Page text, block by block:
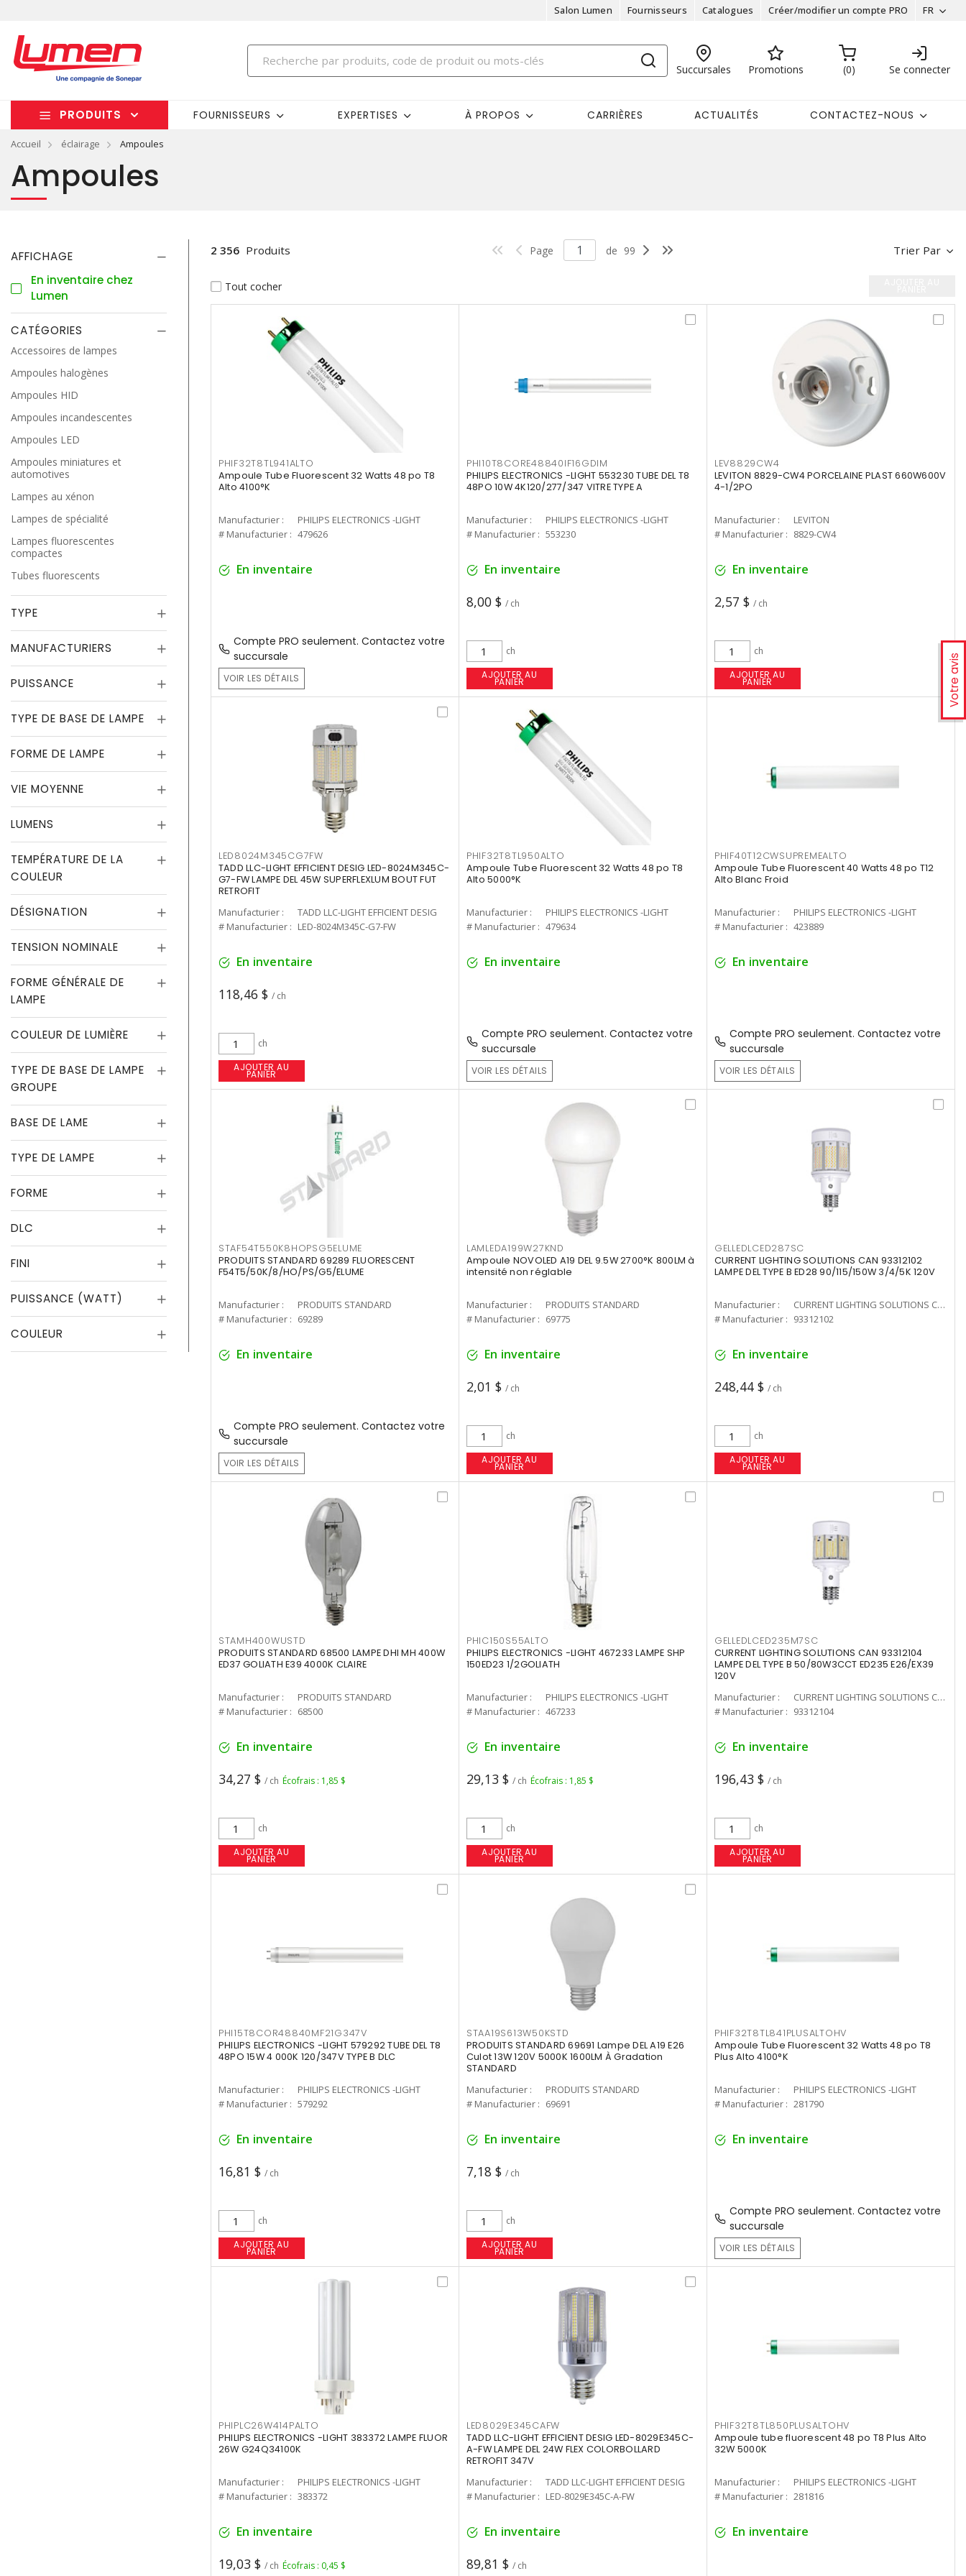
Salon Lumen Fournisseurs Catalogues Créer/modifier un compte PRO FR
Succursales Promotions 0 Se connecter
PRODUITS FOURNISSEURS EXPERTISES À PROPOS CARRIÈRES ACTUALITÉS CONTACTEZ-NOUS
Accueil éclairage Ampoules
Votre avis
Ampoules
AFFICHAGE
En inventaire chez
Lumen
CATÉGORIES
Accessoires de lampes
Ampoules halogènes
Ampoules HID
Ampoules incandescentes
Ampoules LED
Ampoules miniatures et
automotives
Lampes au xénon
Lampes de spécialité
Lampes fluorescentes
compactes
Tubes fluorescents
TYPE
MANUFACTURIERS
PUISSANCE
TYPE DE BASE DE LAMPE
FORME DE LAMPE
VIE MOYENNE
LUMENS
TEMPÉRATURE DE LA
COULEUR
DÉSIGNATION
TENSION NOMINALE
FORME GÉNÉRALE DE
LAMPE
COULEUR DE LUMIÈRE
TYPE DE BASE DE LAMPE
GROUPE
BASE DE LAME
TYPE DE LAMPE
FORME
DLC
FINI
PUISSANCE (WATT)
COULEUR
Trier Par
2 356 Produits Page de 99
Tout cocher
PHIF32T8TL941ALTO
Ampoule Tube Fluorescent 32 Watts 48 po T8
Alto 4100°K
Manufacturier :
PHILIPS ELECTRONICS -LIGHT
# Manufacturier : 479626
En inventaire
Compte PRO seulement. Contactez votre
succursale
VOIR LES DÉTAILS
PHI10T8CORE48840IF16GDIM
PHILIPS ELECTRONICS -LIGHT 553230 TUBE DEL T8
48PO 10W 4K120/277/347 VITRE TYPE A
Manufacturier :
PHILIPS ELECTRONICS -LIGHT
# Manufacturier : 553230
En inventaire
8,00 $ / ch
ch
AJOUTER AU
PANIER
LEV8829CW4
LEVITON 8829-CW4 PORCELAINE PLAST 660W600V
4-1/2PO
Manufacturier :
LEVITON
# Manufacturier : 8829-CW4
En inventaire
2,57 $ / ch
ch
AJOUTER AU
PANIER
LED8024M345CG7FW
TADD LLC-LIGHT EFFICIENT DESIG LED-8024M345C-
G7-FW LAMPE DEL 45W SUPERFLEXLUM BOUT FUT
RETROFIT
Manufacturier :
TADD LLC-LIGHT EFFICIENT DESIG
# Manufacturier : LED-8024M345C-G7-FW
En inventaire
118,46 $ / ch
ch
AJOUTER AU
PANIER
PHIF32T8TL950ALTO
Ampoule Tube Fluorescent 32 Watts 48 po T8
Alto 5000°K
Manufacturier :
PHILIPS ELECTRONICS -LIGHT
# Manufacturier : 479634
En inventaire
Compte PRO seulement. Contactez votre
succursale
VOIR LES DÉTAILS
PHIF40T12CWSUPREMEALTO
Ampoule Tube Fluorescent 40 Watts 48 po T12
Alto Blanc Froid
Manufacturier :
PHILIPS ELECTRONICS -LIGHT
# Manufacturier : 423889
En inventaire
Compte PRO seulement. Contactez votre
succursale
VOIR LES DÉTAILS
STAF54T550K8HOPSG5ELUME
PRODUITS STANDARD 69289 FLUORESCENT
F54T5/50K/8/HO/PS/G5/ELUME
Manufacturier :
PRODUITS STANDARD
# Manufacturier : 69289
En inventaire
Compte PRO seulement. Contactez votre
succursale
VOIR LES DÉTAILS
LAMLEDA199W27KND
Ampoule NOVOLED A19 DEL 9.5W 2700°K 800LM à
intensité non réglable
Manufacturier :
PRODUITS STANDARD
# Manufacturier : 69775
En inventaire
2,01 $ / ch
ch
AJOUTER AU
PANIER
GELLEDLCED287SC
CURRENT LIGHTING SOLUTIONS CAN 93312102
LAMPE DEL TYPE B ED28 90/115/150W 3/4/5K 120V
Manufacturier :
CURRENT LIGHTING SOLUTIONS CAN
# Manufacturier : 93312102
En inventaire
248,44 $ / ch
ch
AJOUTER AU
PANIER
STAMH400WUSTD
PRODUITS STANDARD 68500 LAMPE DHI MH 400W
ED37 GOLIATH E39 4000K CLAIRE
Manufacturier :
PRODUITS STANDARD
# Manufacturier : 68500
En inventaire
34,27 $ / ch Écofrais : 1,85 $
ch
AJOUTER AU
PANIER
PHIC150S55ALTO
PHILIPS ELECTRONICS -LIGHT 467233 LAMPE SHP
150ED23 1/2GOLIATH
Manufacturier :
PHILIPS ELECTRONICS -LIGHT
# Manufacturier : 467233
En inventaire
29,13 $ / ch Écofrais : 1,85 $
ch
AJOUTER AU
PANIER
GELLEDLCED235M7SC
CURRENT LIGHTING SOLUTIONS CAN 93312104
LAMPE DEL TYPE B 50/80W3CCT ED235 E26/EX39
120V
Manufacturier :
CURRENT LIGHTING SOLUTIONS CAN
# Manufacturier : 93312104
En inventaire
196,43 $ / ch
ch
AJOUTER AU
PANIER
PHI15T8COR48840MF21G347V
PHILIPS ELECTRONICS -LIGHT 579292 TUBE DEL T8
48PO 15W 4 000K 120/347V TYPE B DLC
Manufacturier :
PHILIPS ELECTRONICS -LIGHT
# Manufacturier : 579292
En inventaire
16,81 $ / ch
ch
AJOUTER AU
PANIER
STAA19S613W50KSTD
PRODUITS STANDARD 69691 Lampe DEL A19 E26
Culot 13W 120V 5000K 1600LM À Gradation
STANDARD
Manufacturier :
PRODUITS STANDARD
# Manufacturier : 69691
En inventaire
7,18 $ / ch
ch
AJOUTER AU
PANIER
PHIF32T8TL841PLUSALTOHV
Ampoule Tube Fluorescent 32 Watts 48 po T8
Plus Alto 4100°K
Manufacturier :
PHILIPS ELECTRONICS -LIGHT
# Manufacturier : 281790
En inventaire
Compte PRO seulement. Contactez votre
succursale
VOIR LES DÉTAILS
PHIPLC26W414PALTO
PHILIPS ELECTRONICS -LIGHT 383372 LAMPE FLUOR
26W G24Q34100K
Manufacturier :
PHILIPS ELECTRONICS -LIGHT
# Manufacturier : 383372
En inventaire
19,03 $ / ch Écofrais : 0,45 $
LED8029E345CAFW
TADD LLC-LIGHT EFFICIENT DESIG LED-8029E345C-
A-FW LAMPE DEL 24W FLEX COLORBOLLARD
RETROFIT 347V
Manufacturier :
TADD LLC-LIGHT EFFICIENT DESIG
# Manufacturier : LED-8029E345C-A-FW
En inventaire
89,81 $ / ch
PHIF32T8TL850PLUSALTOHV
Ampoule tube fluorescent 48 po T8 Plus Alto
32W 5000K
Manufacturier :
PHILIPS ELECTRONICS -LIGHT
# Manufacturier : 281816
En inventaire